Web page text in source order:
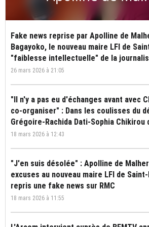
Fake news reprise par Apolline de
Bagayoko, le nouveau maire LFI de
"faiblesse intellectuelle" de la
26 mars 2026 à 21:05
"Il n'y a pas eu d'échanges avant avec
co-organiser" : Dans les coulisses du
Grégoire-Rachida Dati-Sophia Chikirou
18 mars 2026 à 12:43
"J'en suis désolée" : Apolline de
excuses au nouveau maire LFI de
repris une fake news sur RMC
18 mars 2026 à 11:55